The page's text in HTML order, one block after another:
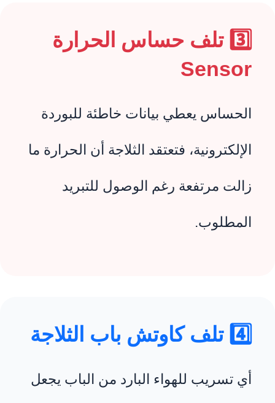
3️⃣ تلف حساس الحرارة
Sensor
الحساس يعطي بيانات خاطئة للبوردة
الإلكترونية، فتعتقد الثلاجة أن الحرارة ما
زالت مرتفعة رغم الوصول للتبريد
المطلوب.
4️⃣ تلف كاوتش باب الثلاجة
أي تسريب للهواء البارد من الباب يجعل